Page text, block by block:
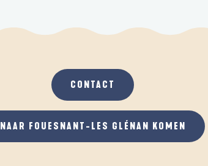
CONTACT
NAAR FOUESNANT-LES GLÉNAN KOMEN